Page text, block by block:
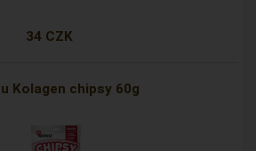
34 CZK
Kolagen chipsy 60g